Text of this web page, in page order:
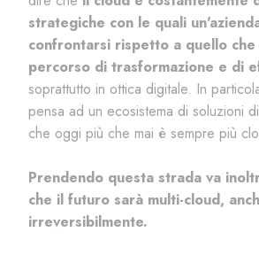
strategiche con le quali
confrontarsi rispetto a quello
percorso di trasformazione e di
soprattutto in ottica digitale. In
pensa ad un ecosistema di soluzioni
che oggi più che mai è sempre più
Prendendo questa strada va
che il futuro sarà multi-cloud,
irreversibilmente.